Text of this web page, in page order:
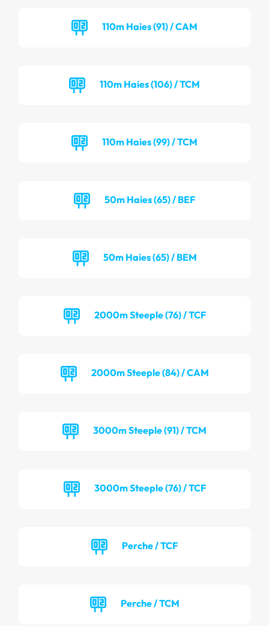
110m Haies (91) / CAM
110m Haies (106) / TCM
110m Haies (99) / TCM
50m Haies (65) / BEF
50m Haies (65) / BEM
2000m Steeple (76) / TCF
2000m Steeple (84) / CAM
3000m Steeple (91) / TCM
3000m Steeple (76) / TCF
Perche / TCF
Perche / TCM